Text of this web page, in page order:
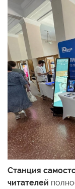
Станция
читателей